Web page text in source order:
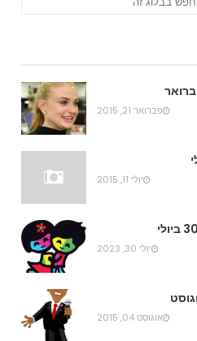
פברואר 21, 2015
יולי 11, 2015
יולי 30, 2023
אוגוסט 04, 2015